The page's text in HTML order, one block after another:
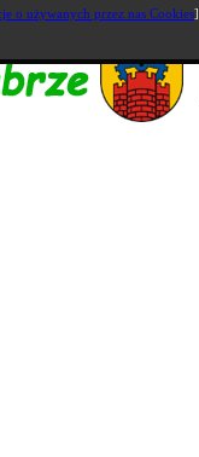
o używanych przez nas Cookies].